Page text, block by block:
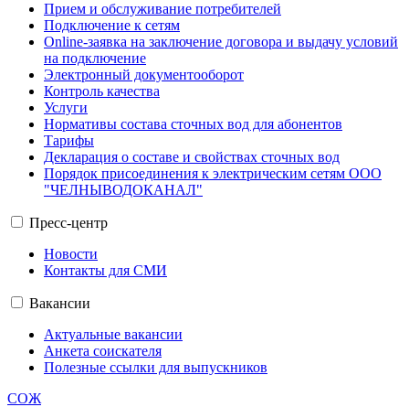
Прием и обслуживание потребителей
Подключение к сетям
Online-заявка на заключение договора и выдачу условий
на подключение
Электронный документооборот
Контроль качества
Услуги
Нормативы состава сточных вод для абонентов
Тарифы
Декларация о составе и свойствах сточных вод
Порядок присоединения к электрическим сетям ООО
"ЧЕЛНЫВОДОКАНАЛ"
Пресс-центр
Новости
Контакты для СМИ
Вакансии
Актуальные вакансии
Анкета соискателя
Полезные ссылки для выпускников
СОЖ